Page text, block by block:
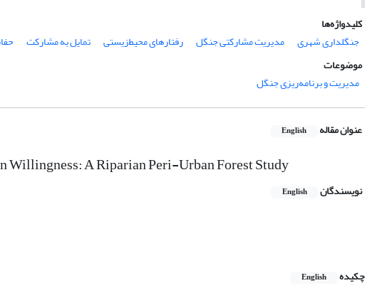
کلیدواژه‌ها
جنگلداری شهری
مدیریت مشارکتی جنگل رفتارهای محیط‌زیستی تمایل به مشارکت
موضوعات
مدیریت و برنامه‌ریزی جنگل
عنوان مقاله English
A Riparian Peri-Urban Forest Study
نویسندگان English
چکیده
English